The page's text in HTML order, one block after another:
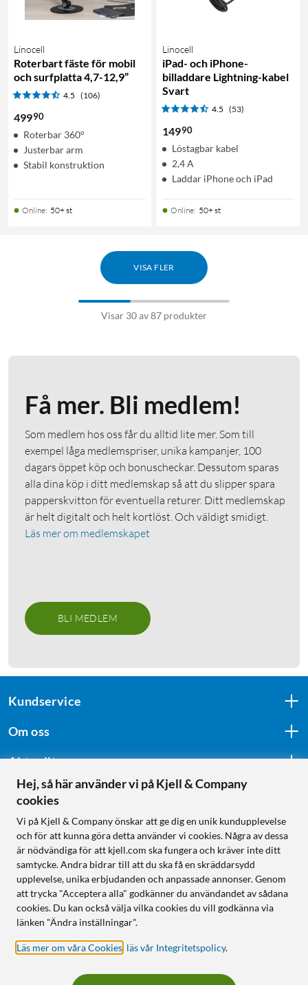
Linocell
Roterbart fäste för mobil
och surfplatta 4,7-12,9”
4.5 (106)
49990
Roterbar 360°
Justerbar arm
Stabil konstruktion
Online: 50+ st
Linocell
iPad- och iPhone-
billaddare Lightning-kabel
Svart
4.5 (53)
14990
Löstagbar kabel
2,4 A
Laddar iPhone och iPad
Online: 50+ st
VISA FLER
Visar 30 av 87 produkter
Få mer. Bli medlem!
Som medlem hos oss får du alltid lite mer. Som till
exempel låga medlemspriser, unika kampanjer, 100
dagars öppet köp och bonuscheckar. Dessutom sparas
alla dina köp i ditt medlemskap så att du slipper spara
papperskvitton för eventuella returer. Ditt medlemskap
är helt digitalt och helt kortlöst. Och väldigt smidigt.
Läs mer om medlemskapet
BLI MEDLEM
Kundservice
Om oss
Aktuellt
Följ oss
Handla från:
Sverige
Norge
Hej, så här använder vi på Kjell & Company
cookies
Vi på Kjell & Company önskar att ge dig en unik kundupplevelse
och för att kunna göra detta använder vi cookies. Några av dessa
är nödvändiga för att kjell.com ska fungera och kräver inte ditt
samtycke. Andra bidrar till att du ska få en skräddarsydd
upplevelse, unika erbjudanden och anpassade annonser. Genom
att trycka "Acceptera alla" godkänner du användandet av sådana
cookies. Du kan också välja vilka cookies du vill godkänna via
länken "Ändra inställningar".
Läs mer om våra Cookies läs vår Integritetspolicy.